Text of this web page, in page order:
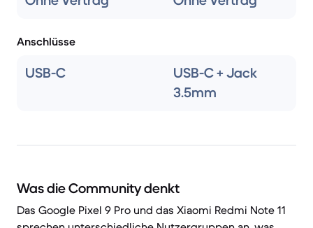
Anschlüsse
USB-C
USB-C + Jack
3.5mm
Was die Community denkt
Das Google Pixel 9 Pro und das Xiaomi Redmi Note 11